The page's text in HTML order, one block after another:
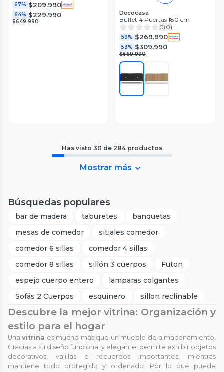
67% $209.990
64% $229.990
$649.990
Decocasa
Buffet 4 Puertas 180 cm
0(0)
59% $269.990
53% $309.990
$669.990
Has visto 30 de 284 productos
Mostrar más
Búsquedas populares
bar de madera taburetes
banquetas
mesas de comedor
sitiales comedor
comedor 6 sillas
comedor 4 sillas
comedor 8 sillas
sillón 3 cuerpos
Futon
espejo cuerpo entero
lamparas colgantes
Sofás 2 Cuerpos
esquinero sillon reclinable
Descubre la mejor vitrina: Organización y
estilo para el hogar
Unavitrina es mucho más que un mueble de almacenamiento.
Gracias a su diseño funcional y elegante, permite exhibir objetos
decorativos, vajillas o recuerdos importantes, mientras
mantiene todo protegido y ordenado. Por lo que puede